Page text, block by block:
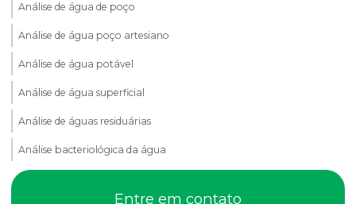
Análise de água de poço
Análise de água poço artesiano
Análise de água potável
Análise de água superficial
Análise de águas residuárias
Análise bacteriológica da água
Entre em contato